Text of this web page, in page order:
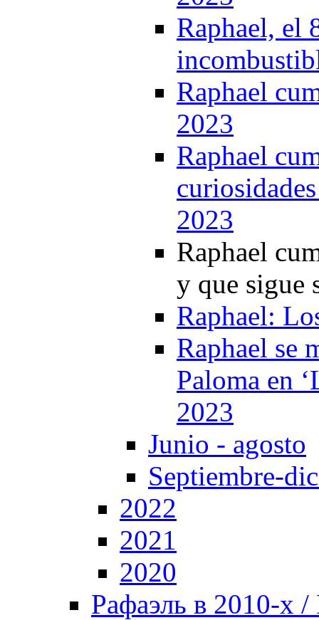
Raphael, el
Raphael
2023
Raphael
2023
Raphael
y que sigue
Raphael:
Raphael se
Paloma en
2023
Junio - agosto
Septiembre-
2022
2021
2020
Рафаэль в 2010-х /